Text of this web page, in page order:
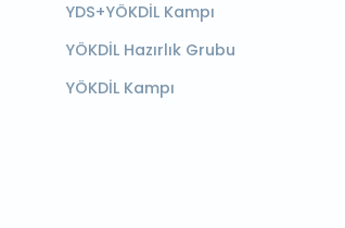
YDS+YÖKDİL Kampı
YÖKDİL Hazırlık Grubu
YÖKDİL Kampı